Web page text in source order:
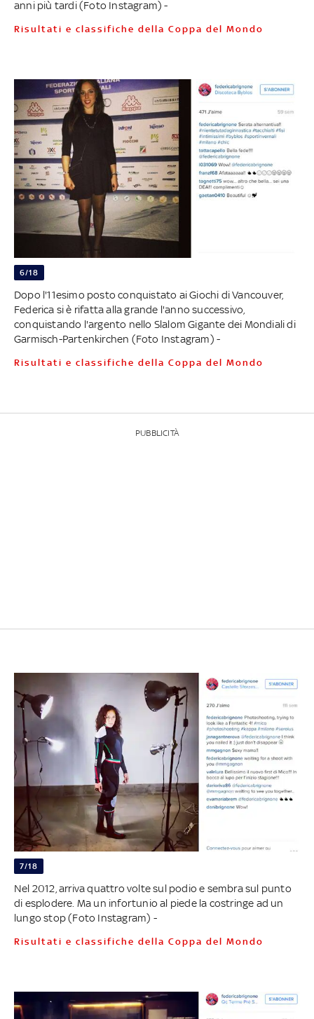
anni più tardi (Foto Instagram) -
Risultati e classifiche della Coppa del Mondo
6/18
Dopo l'11esimo posto conquistato ai Giochi di Vancouver,
Federica si è rifatta alla grande l'anno successivo,
conquistando l'argento nello Slalom Gigante dei Mondiali di
Garmisch-Partenkirchen (Foto Instagram) -
Risultati e classifiche della Coppa del Mondo
PUBBLICITÀ
7/18
Nel 2012, arriva quattro volte sul podio e sembra sul punto
di esplodere. Ma un infortunio al piede la costringe ad un
lungo stop (Foto Instagram) -
Risultati e classifiche della Coppa del Mondo